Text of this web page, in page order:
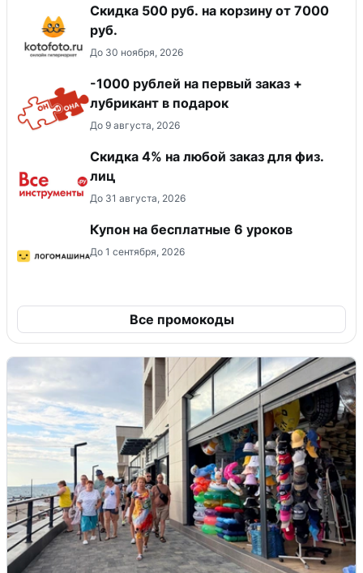
Скидка 500 руб. на корзину от 7000
руб.
До 30 ноября, 2026
-1000 рублей на первый заказ +
лубрикант в подарок
До 9 августа, 2026
Скидка 4% на любой заказ для физ.
лиц
До 31 августа, 2026
Купон на бесплатные 6 уроков
До 1 сентября, 2026
Все промокоды